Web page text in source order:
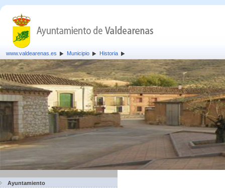
www.valdearenas.es Municipio Historia
Ayuntamiento